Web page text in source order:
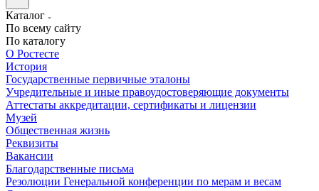
Каталог
По всему сайту
По каталогу
О Ростесте
История
Государственные первичные эталоны
Учредительные и иные правоудостоверяющие документы
Аттестаты аккредитации, сертификаты и лицензии
Музей
Общественная жизнь
Реквизиты
Вакансии
Благодарственные письма
Резолюции Генеральной конференции по мерам и весам